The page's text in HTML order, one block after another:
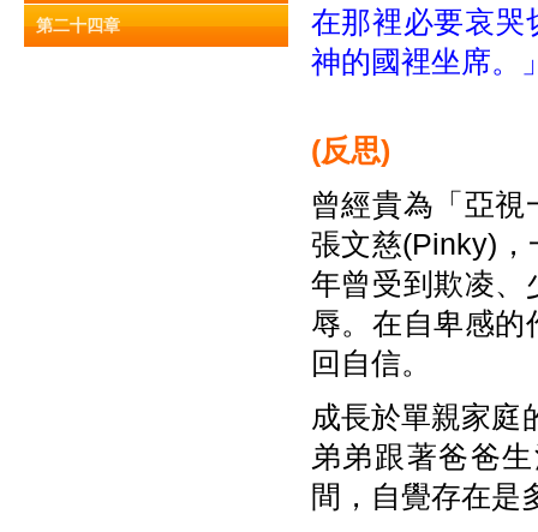
第二十四章
在那裡必要哀哭
神的國裡坐席。
(反思)
曾經貴為「亞
張文慈(Pinky)
年曾受到欺凌、
辱。在自卑感的
回自信。
成長於單親家庭
弟弟跟著爸爸
間，自覺存在是